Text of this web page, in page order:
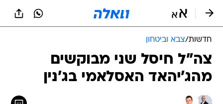
חדשות/צבא וביטחון
צה"ל חיסל שני מבוקשים
מהג'יהאד האסלאמי בג'נין